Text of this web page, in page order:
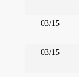
03/15
03/15